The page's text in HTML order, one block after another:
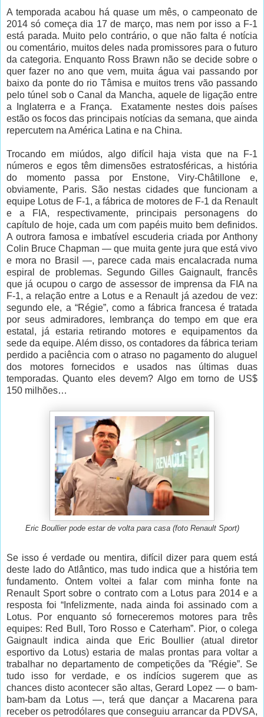
A temporada acabou há quase um mês, o campeonato de
2014 só começa dia 17 de março, mas nem por isso a F-1
está parada. Muito pelo contrário, o que não falta é notícia
ou comentário, muitos deles nada promissores para o futuro
da categoria. Enquanto Ross Brawn não se decide sobre o
quer fazer no ano que vem, muita água vai passando por
baixo da ponte do rio Tâmisa e muitos trens vão passando
pelo túnel sob o Canal da Mancha, aquele de ligação entre
a Inglaterra e a França. Exatamente nestes dois países
estão os focos das principais notícias da semana, que ainda
repercutem na América Latina e na China.
Trocando em miúdos, algo difícil haja vista que na F-1
números e egos têm dimensões estratosféricas, a história
do momento passa por Enstone, Viry-Châtillone e,
obviamente, Paris. São nestas cidades que funcionam a
equipe Lotus de F-1, a fábrica de motores de F-1 da Renault
e a FIA, respectivamente, principais personagens do
capítulo de hoje, cada um com papéis muito bem definidos.
A outrora famosa e imbatível escuderia criada por Anthony
Colin Bruce Chapman — que muita gente jura que está vivo
e mora no Brasil —, parece cada mais encalacrada numa
espiral de problemas. Segundo Gilles Gaignault, francês
que já ocupou o cargo de assessor de imprensa da FIA na
F-1, a relação entre a Lotus e a Renault já azedou de vez:
segundo ele, a “Régie”, como a fábrica francesa é tratada
por seus admiradores, lembrança do tempo em que era
estatal, já estaria retirando motores e equipamentos da
sede da equipe. Além disso, os contadores da fábrica teriam
perdido a paciência com o atraso no pagamento do aluguel
dos motores fornecidos e usados nas últimas duas
temporadas. Quanto eles devem? Algo em torno de US$
150 milhões…
Eric Boullier pode estar de volta para casa (foto Renault Sport)
Se isso é verdade ou mentira, difícil dizer para quem está
deste lado do Atlântico, mas tudo indica que a história tem
fundamento. Ontem voltei a falar com minha fonte na
Renault Sport sobre o contrato com a Lotus para 2014 e a
resposta foi “Infelizmente, nada ainda foi assinado com a
Lotus. Por enquanto só forneceremos motores para três
equipes: Red Bull, Toro Rosso e Caterham”. Pior, o colega
Gaignault indica ainda que Eric Boullier (atual diretor
esportivo da Lotus) estaria de malas prontas para voltar a
trabalhar no departamento de competições da ”Régie”. Se
tudo isso for verdade, e os indícios sugerem que as
chances disto acontecer são altas, Gerard Lopez — o bam-
bam-bam da Lotus —, terá que dançar a Macarena para
receber os petrodólares que conseguiu arrancar da PDVSA,